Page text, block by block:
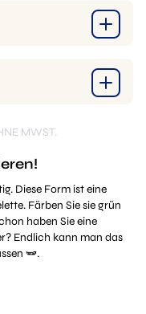
MWST.
Diese Form ist eine
Färben Sie sie grün
haben Sie eine
Endlich kann man das
🫛.